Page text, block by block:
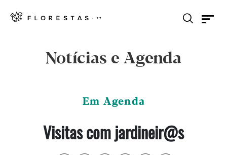
Notícias e Agenda
Em Agenda
Visitas com jardineir@s